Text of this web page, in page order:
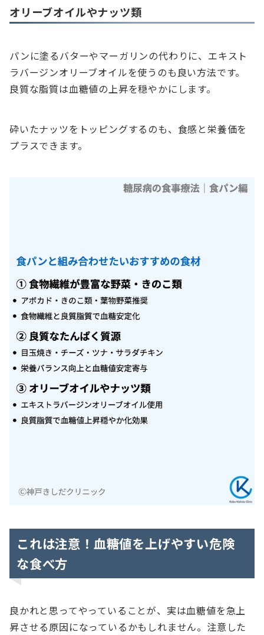
オリーブオイルやナッツ類
パンに塗るバターやマーガリンの代わりに、エキスト
ラバージンオリーブオイルを使うのも良い方法です。
良質な脂質は血糖値の上昇を穏やかにします。
砕いたナッツをトッピングするのも、食感と栄養価を
プラスできます。
これは注意！血糖値を上げやすい危険
な食べ方
良かれと思ってやっていることが、実は血糖値を急上
昇させる原因になっているかもしれません。注意した